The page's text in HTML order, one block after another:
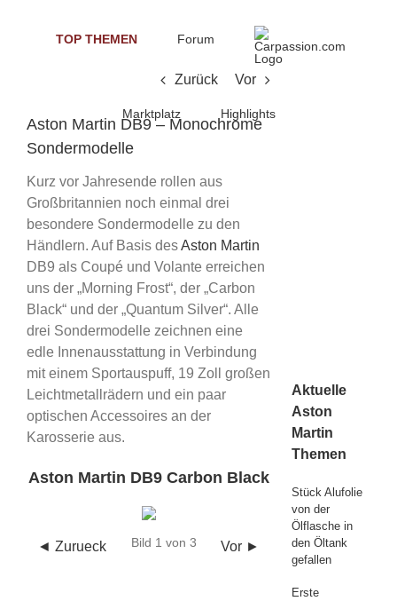
TOP THEMEN Forum
Marktplatz Highlights
Zurück Vor
Aston Martin DB9 – Monochrome
Sondermodelle
Kurz vor Jahresende rollen aus
Großbritannien noch einmal drei
besondere Sondermodelle zu den
Händlern. Auf Basis desAston Martin
DB9 als Coupé und Volante erreichen
uns der „Morning Frost“, der „Carbon
Black“ und der „Quantum Silver“. Alle
drei Sondermodelle zeichnen eine
edle Innenausstattung in Verbindung
mit einem Sportauspuff, 19 Zoll großen
Leichtmetallrädern und ein paar
optischen Accessoires an der
Karosserie aus.
Aston Martin DB9 Carbon Black
◄ Zurueck Vor ►
Bild 1 von 3
Aktuelle
Aston
Martin
Themen
Stück Alufolie
von der
Ölflasche in
den Öltank
gefallen
Erste